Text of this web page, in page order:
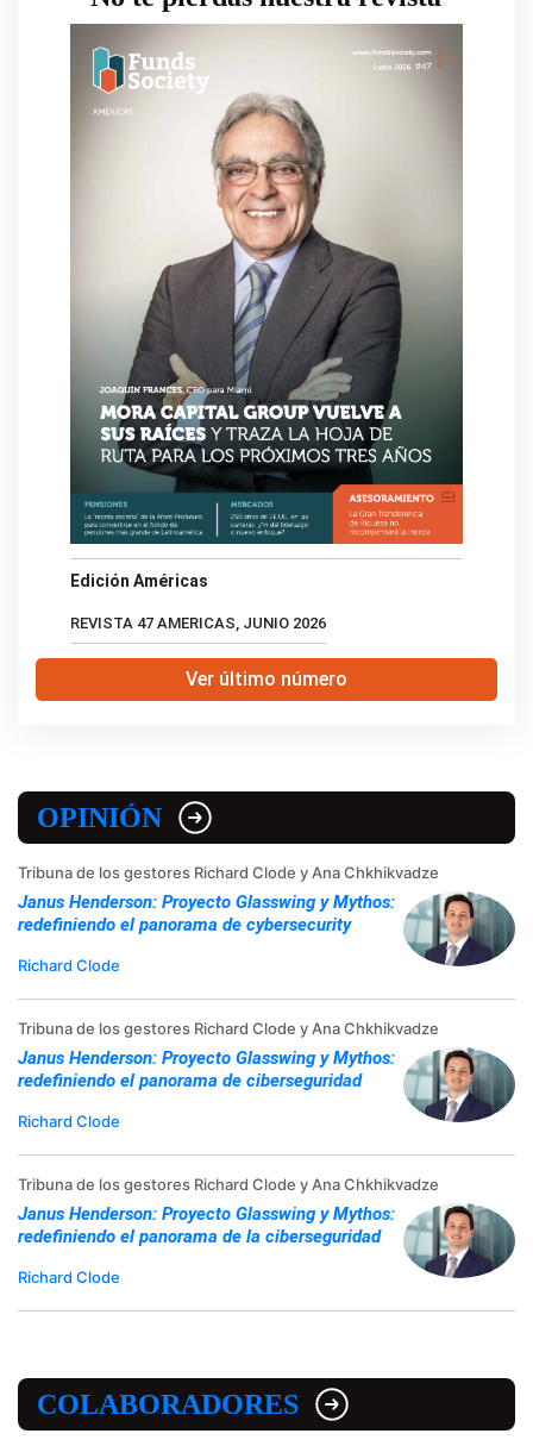
Edición Américas
REVISTA 47 AMERICAS, JUNIO 2026
Ver último número
OPINIÓN
Tribuna de los gestores Richard Clode y Ana Chkhikvadze
Janus Henderson: Proyecto Glasswing y Mythos:
redefiniendo el panorama de cybersecurity
Richard Clode
Tribuna de los gestores Richard Clode y Ana Chkhikvadze
Janus Henderson: Proyecto Glasswing y Mythos:
redefiniendo el panorama de ciberseguridad
Richard Clode
Tribuna de los gestores Richard Clode y Ana Chkhikvadze
Janus Henderson: Proyecto Glasswing y Mythos:
redefiniendo el panorama de la ciberseguridad
Richard Clode
COLABORADORES